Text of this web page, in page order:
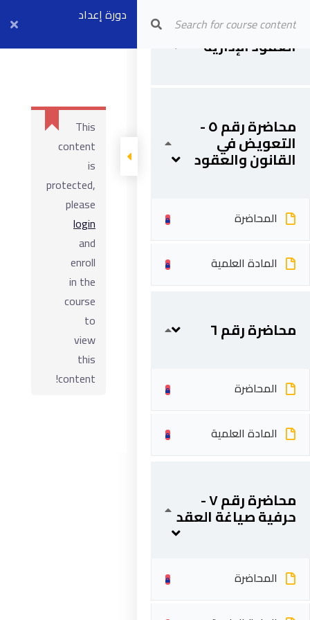
Arab Center for Arbitration
دورة إعداد
مهندسي العقود
الهندسية
محاضرة رقم ٤ -
العقود الإدارية
المادة العلمية
محاضرة رقم ٥ -
التعويض في
القانون والعقود
المحاضرة
المادة العلمية
محاضرة رقم ٦
المحاضرة
المادة العلمية
محاضرة رقم ٧ -
حرفية صياغة العقد
المحاضرة
This
content
is
protected,
please
login
and
enroll
in the
course
to
view
this
content!
ابقى على تواصل
5 شارع 278 – المعادي الجديدة – القاهرة – جمهورية مصر
201287888051+